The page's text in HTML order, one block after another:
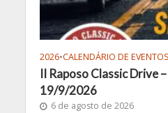
2026•CALENDÁRIO DE EVENTOS
II Raposo Classic Drive
19/9/2026
6 de agosto de 2026